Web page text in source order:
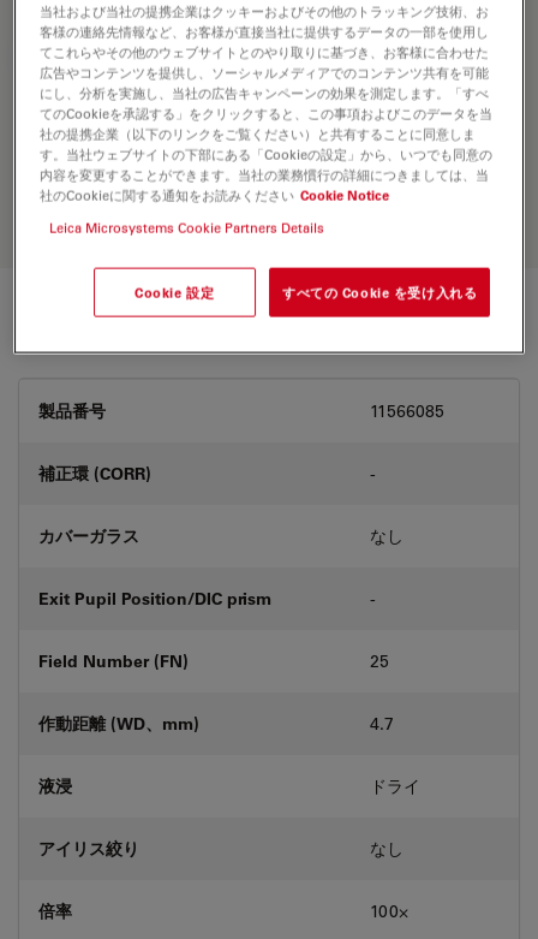
見積依頼
Discover the perfect solution. Explore
ourObjective Finder, compare
alternatives, and find the best fit for
your needs.
技術仕様
製品番号 11566085
補正環 (CORR) -
カバーガラス なし
Exit Pupil Position/DIC prism -
Field Number (FN) 25
作動距離 (WD、mm) 4.7
液浸 ドライ
アイリス絞り なし
倍率 100⨉
当社および当社の提携企業はクッキーおよびその他のトラッキング技術、お
客様の連絡先情報など、お客様が直接当社に提供するデータの一部を使用し
てこれらやその他のウェブサイトとのやり取りに基づき、お客様に合わせた
広告やコンテンツを提供し、ソーシャルメディアでのコンテンツ共有を可能
にし、分析を実施し、当社の広告キャンペーンの効果を測定します。「すべ
てのCookieを承認する」をクリックすると、この事項およびこのデータを当
社の提携企業（以下のリンクをご覧ください）と共有することに同意しま
す。当社ウェブサイトの下部にある「Cookieの設定」から、いつでも同意の
内容を変更することができます。当社の業務慣行の詳細につきましては、当
社のCookieに関する通知をお読みください Cookie Notice
Leica Microsystems Cookie Partners Details
Cookie 設定 すべての Cookie を受け入れる